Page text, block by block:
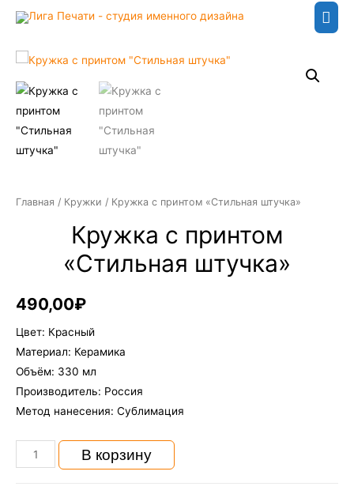
Главная / Кружки / Кружка с принтом «Стильная штучка»
Кружка с принтом
«Стильная штучка»
490,00₽
Цвет: Красный
Материал: Керамика
Объём: 330 мл
Производитель: Россия
Метод нанесения: Сублимация
Количество
Кружка
В корзину